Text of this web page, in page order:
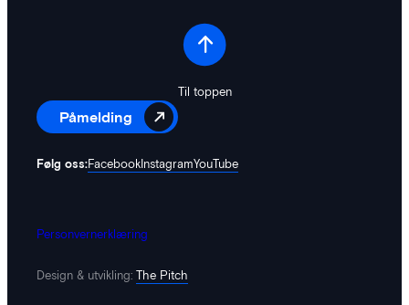
Til toppen
Påmelding
Følg oss:FacebookInstagramYouTube
Personvernerklæring
Design & utvikling: The Pitch